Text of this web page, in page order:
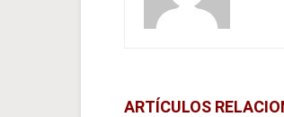
ARTÍCULOS